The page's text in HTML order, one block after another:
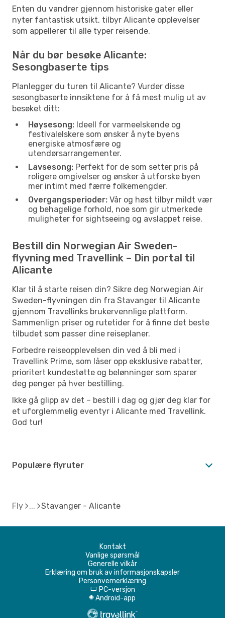
Enten du vandrer gjennom historiske gater eller
nyter fantastisk utsikt, tilbyr Alicante opplevelser
som appellerer til alle typer reisende.
Når du bør besøke Alicante:
Sesongbaserte tips
Planlegger du turen til Alicante? Vurder disse
sesongbaserte innsiktene for å få mest mulig ut av
besøket ditt:
Høysesong: Ideell for varmeelskende og
festivalelskere som ønsker å nyte byens
energiske atmosfære og
utendørsarrangementer.
Lavsesong: Perfekt for de som setter pris på
roligere omgivelser og ønsker å utforske byen
mer intimt med færre folkemengder.
Overgangsperioder: Vår og høst tilbyr mildt vær
og behagelige forhold, noe som gir utmerkede
muligheter for sightseeing og avslappet reise.
Bestill din Norwegian Air Sweden-
flyvning med Travellink – Din portal til
Alicante
Klar til å starte reisen din? Sikre deg Norwegian Air
Sweden-flyvningen din fra Stavanger til Alicante
gjennom Travellinks brukervennlige plattform.
Sammenlign priser og rutetider for å finne det beste
tilbudet som passer dine reiseplaner.
Forbedre reiseopplevelsen din ved å bli med i
Travellink Prime, som låser opp eksklusive rabatter,
prioritert kundestøtte og belønninger som sparer
deg penger på hver bestilling.
Ikke gå glipp av det – bestill i dag og gjør deg klar for
et uforglemmelig eventyr i Alicante med Travellink.
God tur!
Populære flyruter
Fly Stavanger - Alicante
Kontakt
Vanlige spørsmål
Generelle vilkår
Erklæring om bruk av informasjonskapsler
Personvernerklæring
d PC-versjon
A Android-app